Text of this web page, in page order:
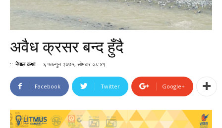
अवैध क्रसर बन्द हुँदै
:: नेपाल कथा - ६ फाल्गुन २०७५, सोमबार ०८:४९
Facebook Twitter Google+